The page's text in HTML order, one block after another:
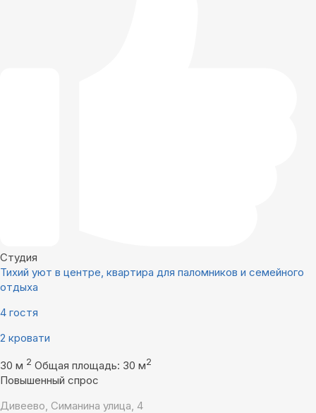
Студия
Тихий уют в центре, квартира для паломников и семейного
отдыха
4 гостя
2 кровати
30 м 2 Общая площадь: 30 м2
Повышенный спрос
Дивеево, Симанина улица, 4